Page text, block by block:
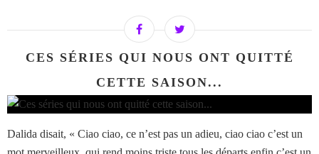
CES SÉRIES QUI NOUS ONT QUITTÉ
CETTE SAISON...
Dalida disait, « Ciao ciao, ce n’est pas un adieu, ciao ciao c’est un